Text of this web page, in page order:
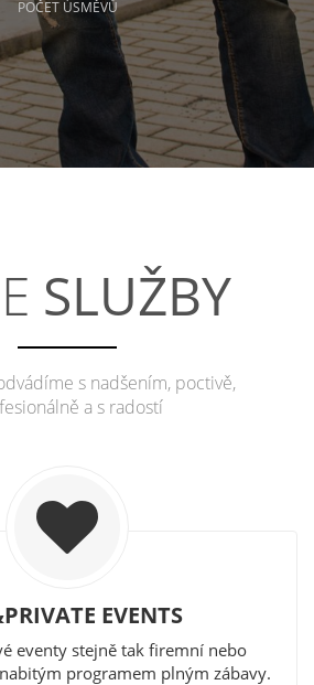
POČET ÚSMĚVŮ
SLUŽBY
s nadšením, poctivě,
a s radostí
EVENTS
eventy stejně tak firemní nebo
programem plným zábavy.